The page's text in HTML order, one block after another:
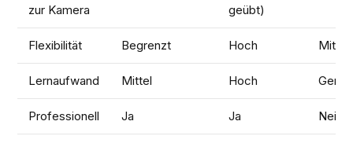
zur Kamera
geübt)
Flexibilität Begrenzt Hoch Mittel
Lernaufwand Mittel Hoch
Professionell Ja Ja Nein